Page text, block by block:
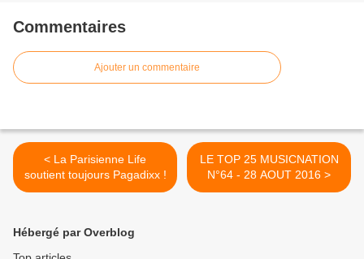
Commentaires
Ajouter un commentaire
< La Parisienne Life
soutient toujours Pagadixx !
LE TOP 25 MUSICNATION
N°64 - 28 AOUT 2016 >
Hébergé par Overblog